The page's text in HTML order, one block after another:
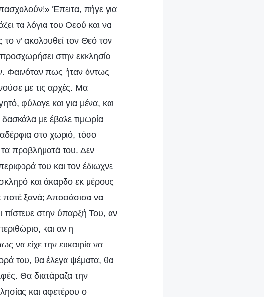
Έπειτα, πήγε για
τα λόγια του Θεού και να
ν’ ακολουθεί τον Θεό τον
στην εκκλησία
Φαινόταν πως ήταν όντως
με τις αρχές. Μα
φύλαγε και για μένα, και
με έβαλε τιμωρία
στο χωριό, τόσο
προβλήματά του. Δεν
του και τον έδιωχνε
και άκαρδο εκ μέρους
ποτέ ξανά; Αποφάσισα να
πίστευε στην ύπαρξή Του, αν
και αν η
να είχε την ευκαιρία να
του, θα έλεγα ψέματα, θα
Θα διατάραζα την
και αφετέρου ο